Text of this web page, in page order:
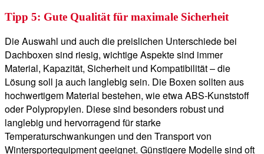
Tipp 5: Gute Qualität für maximale Sicherheit
Die Auswahl und auch die preislichen Unterschiede bei
Dachboxen sind riesig, wichtige Aspekte sind immer
Material, Kapazität, Sicherheit und Kompatibilität – die
Lösung soll ja auch langlebig sein. Die Boxen sollten aus
hochwertigem Material bestehen, wie etwa ABS-Kunststoff
oder Polypropylen. Diese sind besonders robust und
langlebig und hervorragend für starke
Temperaturschwankungen und den Transport von
Wintersportequipment geeignet. Günstigere Modelle sind oft